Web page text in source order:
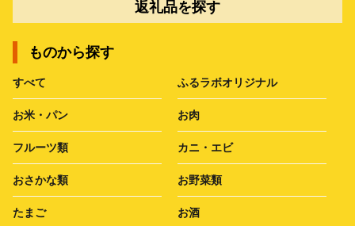
返礼品を探す
ものから探す
すべて ふるラボオリジナル
お米・パン お肉
フルーツ類 カニ・エビ
おさかな類 お野菜類
たまご お酒